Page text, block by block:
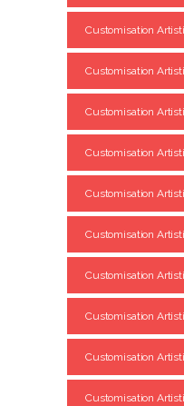
Customisation
Customisation
Customisation
Customisation
Customisation
Customisation
Customisation
Customisation
Customisation
Customisation